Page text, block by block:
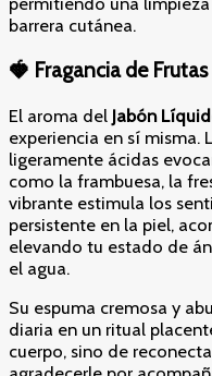
barrera cutánea.
🍓 Fragancia de
El aroma del Jabón
experiencia en sí misma.
ligeramente ácidas
como la frambuesa, la
vibrante estimula los
persistente en la piel,
elevando tu estado de
el agua.
Su espuma cremosa y
diaria en un ritual
cuerpo, sino de